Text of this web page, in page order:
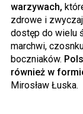
warzywach,
zdrowe i
dostęp do wielu
marchwi,
boczniaków.
również w
Mirosław Łuska.